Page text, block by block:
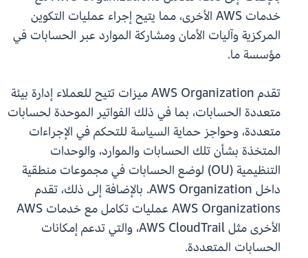
خدمات AWS الأخرى، مما يتيح إجراء عمليات التكوين
المركزية وآليات الأمان ومشاركة الموارد عبر الحسابات في
مؤسسة ما.
تقدم AWS Organization ميزات تتيح للعملاء إدارة بيئة
متعددة الحسابات، بما في ذلك الفواتير الموحدة لحسابات
متعددة، وحواجز حماية السياسة للتحكم في الإجراءات
المتخذة بشأن تلك الحسابات والموارد، والوحدات
التنظيمية (OU) لوضع الحسابات في مجموعات منطقية
داخل AWS Organization. بالإضافة إلى ذلك، تقدم
AWS Organizations عمليات تكامل مع خدمات AWS
الأخرى مثل AWS CloudTrail، والتي تدعم إمكانات
الحسابات المتعددة.